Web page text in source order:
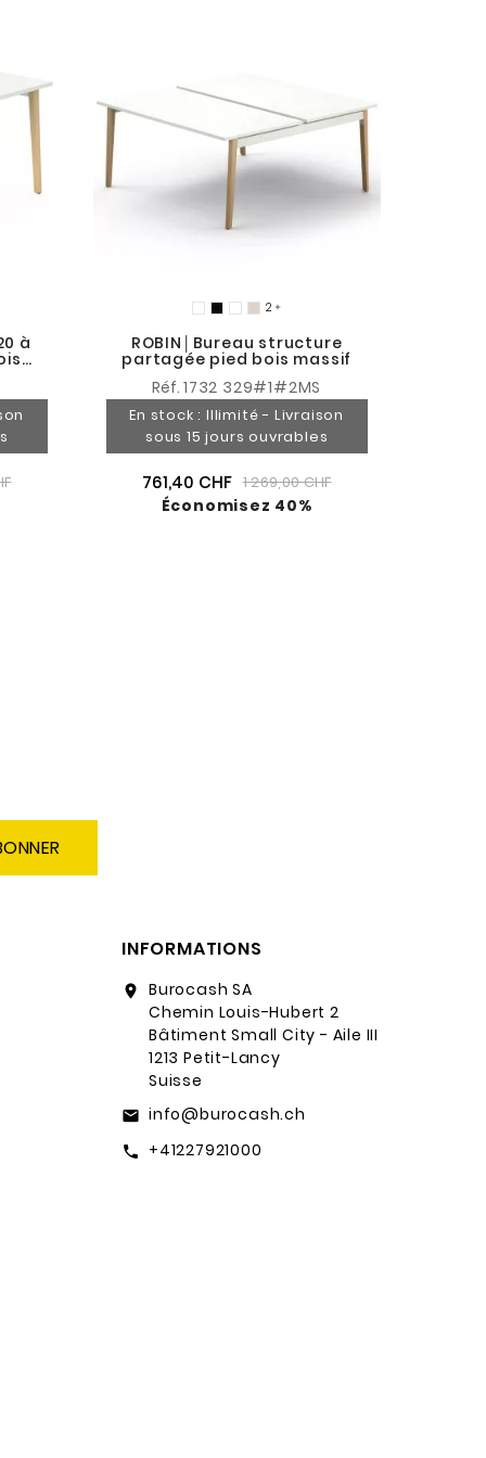
à

ROBIN│Bureau structure
partagée pied bois massif
Réf.1732 329#1#2MS
En stock : Illimité - Livraison
sous 15 jours ouvrables
761,40 CHF 1 269,00 CHF
Économisez 40%
INFORMATIONS
location_on
Burocash SA
Chemin Louis-Hubert 2
Bâtiment Small City - Aile III
1213 Petit-Lancy
Suisse
email info@burocash.ch
call +41227921000